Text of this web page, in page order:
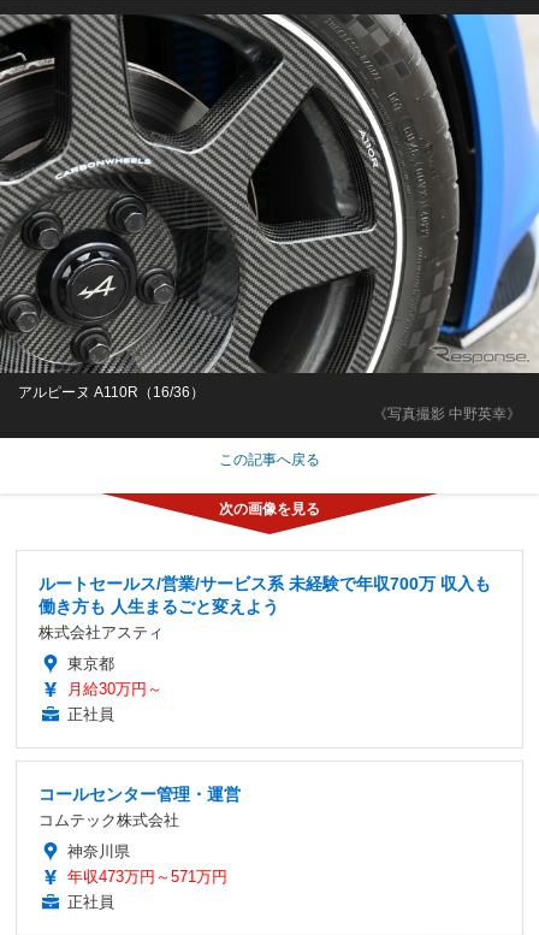
《写真撮影 中野英幸》
アルピーヌ A110R（16/36）
この記事へ戻る
ルートセールス/営業/サービス系 未経験で年収700万 収入も
働き方も 人生まるごと変えよう
株式会社アスティ
東京都
月給30万円～
正社員
コールセンター管理・運営
コムテック株式会社
神奈川県
年収473万円～571万円
正社員